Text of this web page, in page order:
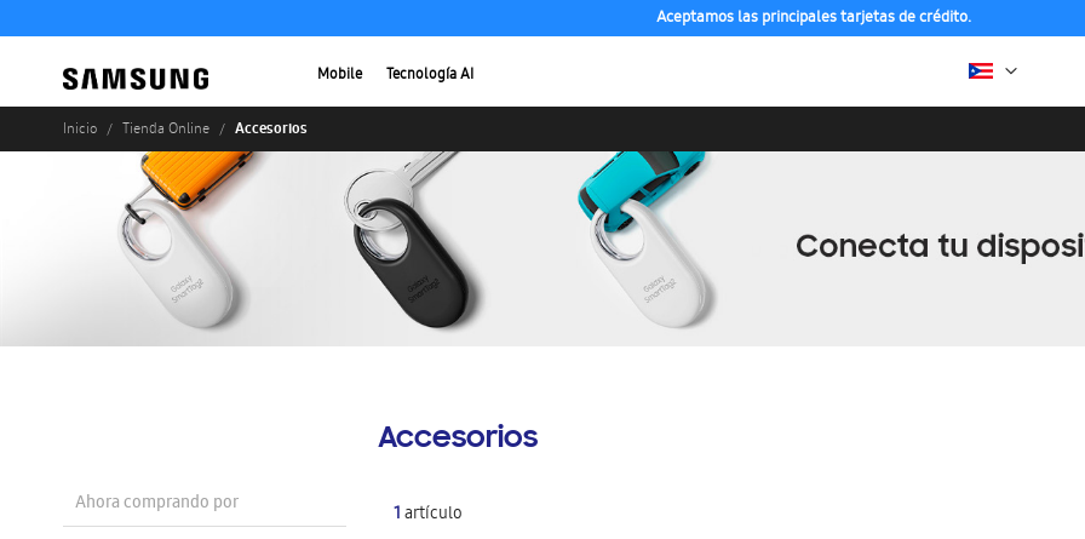
Aceptamos las principales tarjetas de crédito.
Mobile Tecnología AI
Inicio Tienda Online Accesorios
Accesorios
1artículo
Ahora comprando por